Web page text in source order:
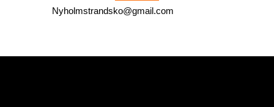
Nyholmstrandsko@gmail.com